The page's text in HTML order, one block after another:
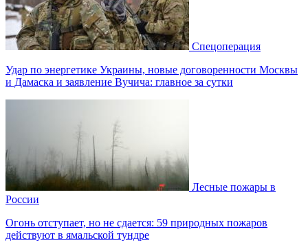
Спецоперация
Удар по энергетике Украины, новые договоренности Москвы
и Дамаска и заявление Вучича: главное за сутки
Лесные пожары в
России
Огонь отступает, но не сдается: 59 природных пожаров
действуют в ямальской тундре